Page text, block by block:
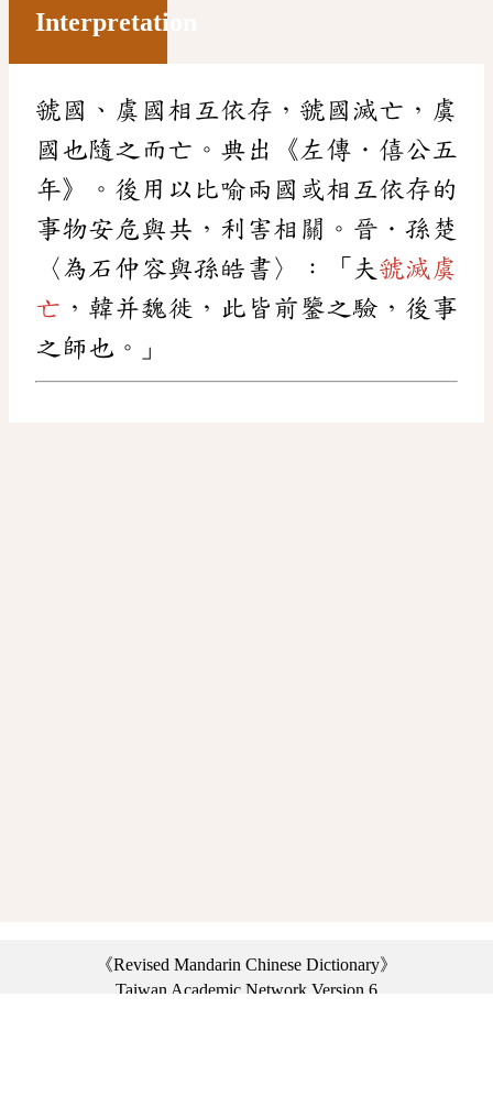
Interpretation
虢國、虞國相互依存，虢國滅亡，虞
國也隨之而亡。典出《左傳．僖公五
年》。後用以比喻兩國或相互依存的
事物安危與共，利害相關。晉．孫楚
〈為石仲容與孫皓書〉：「夫 虢滅虞
亡 ，韓并魏徙，此皆前鑒之驗，後事
之師也。」
《Revised Mandarin Chinese Dictionary》
Taiwan Academic Network Version 6